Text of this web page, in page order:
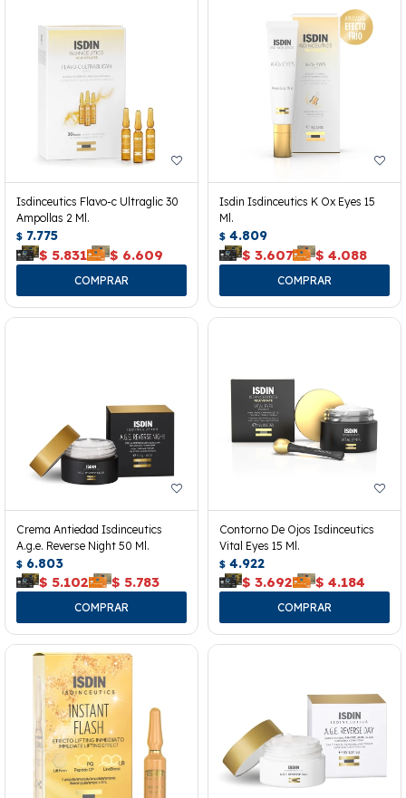
Isdinceutics Flavo-c Ultraglic 30
Ampollas 2 Ml.
$ 7.775
$ 5.831 $ 6.609
Isdin Isdinceutics K Ox Eyes 15
Ml.
$ 4.809
$ 3.607 $ 4.088
Crema Antiedad Isdinceutics
A.g.e. Reverse Night 50 Ml.
$ 6.803
$ 5.102 $ 5.783
Contorno De Ojos Isdinceutics
Vital Eyes 15 Ml.
$ 4.922
$ 3.692 $ 4.184